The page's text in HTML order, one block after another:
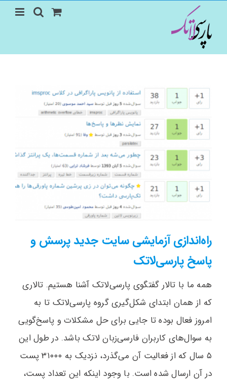
content
راه‌اندازی آزمایشی سایت جدید پرسش و
پاسخ پارسی‌لاتک
همه ما با تالار گفتگوی پارسی‌لاتک آشنا هستیم. تالاری
که از همان ابتدای شکل‌گیری گروه پارسی‌لاتک تا به
امروز فعال بوده تا جایی برای حل مشکلات و پاسخ‌گویی
به سوال‌های کاربران فارسی‌زبان لاتک باشد. در طول این
۵ سال که از فعالیت آن می‌گذرد، نزدیک به ۳۱۰۰۰ پست
در آن ارسال شده است. با وجود اینکه این تعداد پست،